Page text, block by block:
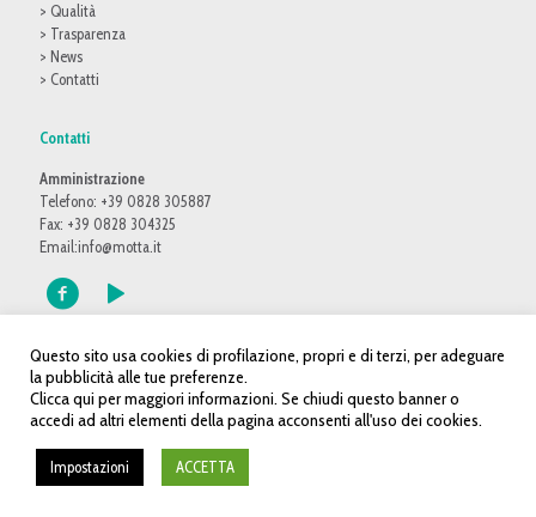
> Qualità
> Trasparenza
> News
> Contatti
Contatti
Amministrazione
Telefono: +39 0828 305887
Fax: +39 0828 304325
Email:info@motta.it
© 2016 Motta S.p.A. Tutti i diritti riservati - P.IVA: 02914380650 |Web
agency
Mappa del sito |Privacy Policy
Questo sito usa cookies di profilazione, propri e di terzi, per adeguare
la pubblicità alle tue preferenze.
Clicca qui per maggiori informazioni. Se chiudi questo banner o
accedi ad altri elementi della pagina acconsenti all'uso dei cookies.
Impostazioni ACCETTA